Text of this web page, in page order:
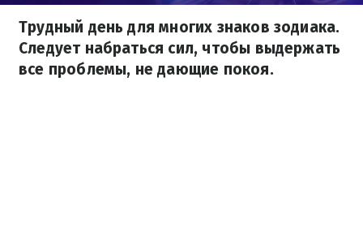
Трудный день для многих знаков зодиака.
Следует набраться сил, чтобы выдержать
все проблемы, не дающие покоя.